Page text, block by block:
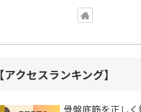
【アクセスランキング】